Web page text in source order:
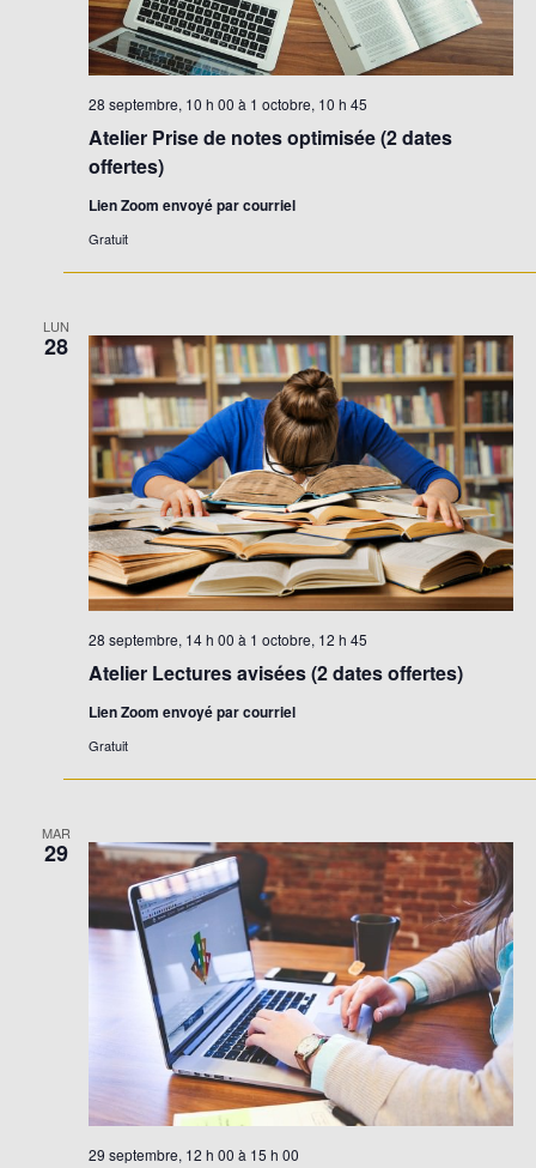
Atelier Prise de notes optimisée (2 dates
offertes)
28 septembre, 10 h 00 à 1 octobre, 10 h 45
Lien Zoom envoyé par courriel
Gratuit
LUN
28
Atelier Lectures avisées (2 dates offertes)
28 septembre, 14 h 00 à 1 octobre, 12 h 45
Lien Zoom envoyé par courriel
Gratuit
MAR
29
29 septembre, 12 h 00 à 15 h 00